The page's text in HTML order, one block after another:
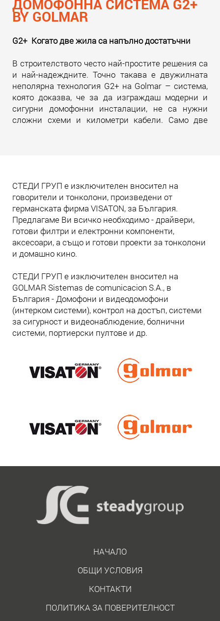
ДОМОФОННА СИСТЕМА G2+
BY GOLMAR
G2+ Когато две жила са напълно достатъчни
В строителството често най-простите решения са
и най-надеждните. Точно такава е двужилната
неполярна технология G2+ на Golmar – система,
която доказва, че за да изграждаш модерни и
сигурни домофонни инсталации, не са нужни
сложни схеми и километри кабели. Само две
СТЕДИ ГРУП е изключителен вносител на
говорители и тонколони, произведени от
германската фирма VISATON, за България.
Предлагаме Ви всичко необходимо - драйвери,
готови филтри и електронни компоненти,
аксесоари, а също и готови проекти за тонколони
и домашно кино.
СТЕДИ ГРУП е изключителен вносител на
GOLMAR Sistemas de comunicacion S.A., в
България - Домофони и видеодомофони
(интерком системи), контрол на достъп, системи
за сигурност и видеонаблюдение, болнични
системи, портиерски пултове и др.
НАЧАЛО
ОБЩИ УСЛОВИЯ
КОНТАКТИ
ПОЛИТИКА ЗА ПОВЕРИТЕЛНОСТ